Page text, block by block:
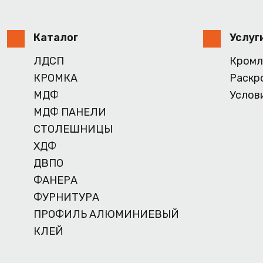
Каталог
ЛДСП
КРОМКА
МДФ
МДФ ПАНЕЛИ
СТОЛЕШНИЦЫ
ХДФ
ДВПО
ФАНЕРА
ФУРНИТУРА
ПРОФИЛЬ АЛЮМИНИЕВЫЙ
КЛЕЙ